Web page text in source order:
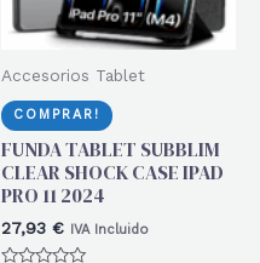
Accesorios Tablet
COMPRAR!
FUNDA TABLET SUBBLIM
CLEAR SHOCK CASE IPAD
PRO 11 2024
27,93 € IVA Incluido